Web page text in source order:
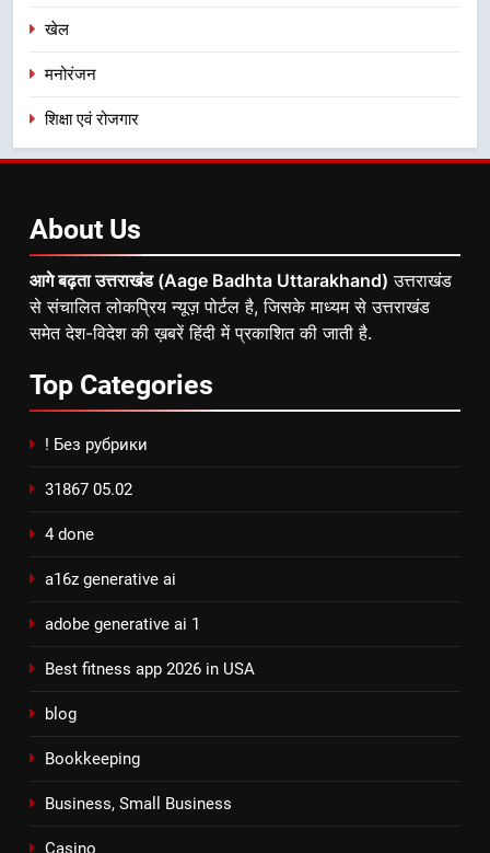
खेल
मनोरंजन
शिक्षा एवं रोजगार
About Us
आगे बढ़ता उत्तराखंड (Aage Badhta Uttarakhand) उत्तराखंड
से संचालित लोकप्रिय न्यूज़ पोर्टल है, जिसके माध्यम से उत्तराखंड
समेत देश-विदेश की ख़बरें हिंदी में प्रकाशित की जाती है.
Top Categories
! Без рубрики
31867 05.02
4 done
a16z generative ai
adobe generative ai 1
Best fitness app 2026 in USA
blog
Bookkeeping
Business, Small Business
Casino